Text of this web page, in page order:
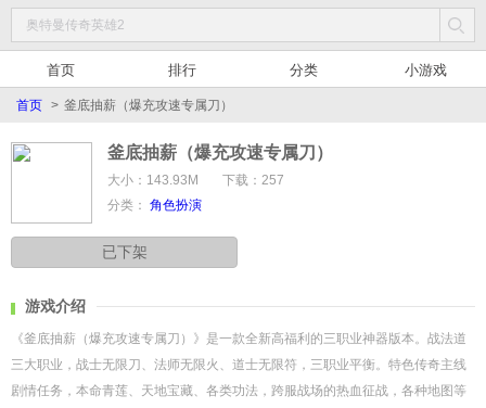
首页 排行 分类 小游戏
首页 > 釜底抽薪（爆充攻速专属刀）
釜底抽薪（爆充攻速专属刀）
大小：143.93M
下载：257
分类： 角色扮演
已下架
游戏介绍
《釜底抽薪（爆充攻速专属刀）》是一款全新高福利的三职业神器版本。战法道
三大职业，战士无限刀、法师无限火、道士无限符，三职业平衡。特色传奇主线
剧情任务，本命青莲、天地宝藏、各类功法，跨服战场的热血征战，各种地图等